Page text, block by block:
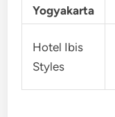
Yogyakarta
Hotel Ibis
Styles